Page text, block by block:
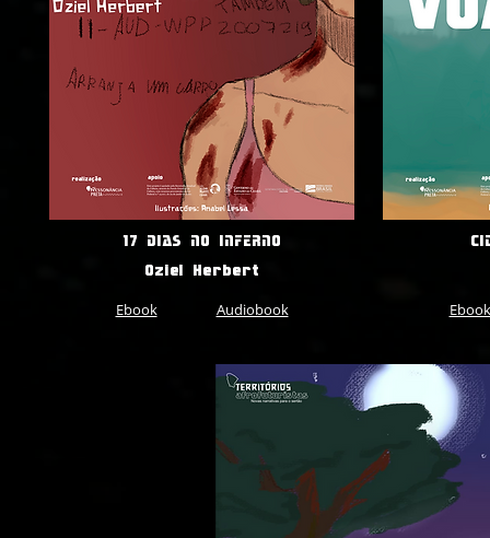
17 DIAS NO INFERNO
Oziel Herbert
Ebook
Audiobook Ebook